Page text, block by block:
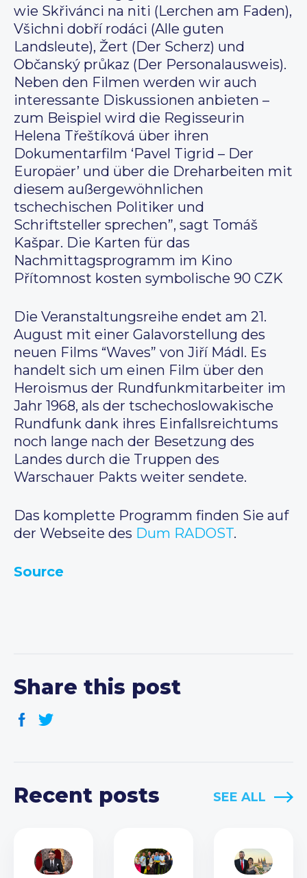
wie Skřivánci na niti (Lerchen am Faden),
Všichni dobří rodáci (Alle guten
Landsleute), Žert (Der Scherz) und
Občanský průkaz (Der Personalausweis).
Neben den Filmen werden wir auch
interessante Diskussionen anbieten –
zum Beispiel wird die Regisseurin
Helena Třeštíková über ihren
Dokumentarfilm ‘Pavel Tigrid – Der
Europäer’ und über die Dreharbeiten mit
diesem außergewöhnlichen
tschechischen Politiker und
Schriftsteller sprechen”, sagt Tomáš
Kašpar. Die Karten für das
Nachmittagsprogramm im Kino
Přítomnost kosten symbolische 90 CZK
Die Veranstaltungsreihe endet am 21.
August mit einer Galavorstellung des
neuen Films “Waves” von Jiří Mádl. Es
handelt sich um einen Film über den
Heroismus der Rundfunkmitarbeiter im
Jahr 1968, als der tschechoslowakische
Rundfunk dank ihres Einfallsreichtums
noch lange nach der Besetzung des
Landes durch die Truppen des
Warschauer Pakts weiter sendete.
Das komplette Programm finden Sie auf
der Webseite des Dum RADOST.
Source
Share this post
Recent posts SEE ALL